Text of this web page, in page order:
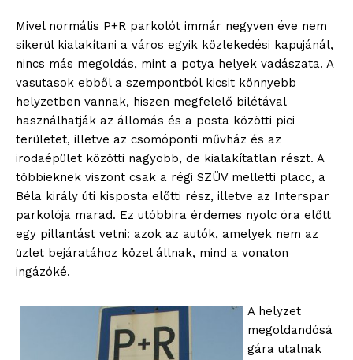
Mivel normális P+R parkolót immár negyven éve nem
sikerül kialakítani a város egyik közlekedési kapujánál,
nincs más megoldás, mint a potya helyek vadászata. A
vasutasok ebből a szempontból kicsit könnyebb
helyzetben vannak, hiszen megfelelő bilétával
használhatják az állomás és a posta közötti pici
területet, illetve az csomóponti művház és az
irodaépület közötti nagyobb, de kialakítatlan részt. A
többieknek viszont csak a régi SZÜV melletti placc, a
Béla király úti kisposta előtti rész, illetve az Interspar
parkolója marad. Ez utóbbira érdemes nyolc óra előtt
egy pillantást vetni: azok az autók, amelyek nem az
üzlet bejáratához közel állnak, mind a vonaton
ingázóké.
A helyzet
megoldandósá
gára utalnak